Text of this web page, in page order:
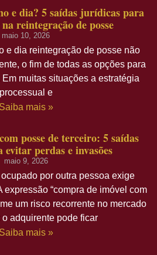
e dia? 5 saídas jurídicas para
reintegração de posse
maio 10, 2026
e dia reintegração de posse não
o fim de todas as opções para
muitas situações a estratégia
processual e
Saiba mais »
posse de terceiro: 5 saídas
perdas e invasões
maio 9, 2026
por outra pessoa exige
expressão “compra de imóvel com
um risco recorrente no mercado
adquirente pode ficar
Saiba mais »